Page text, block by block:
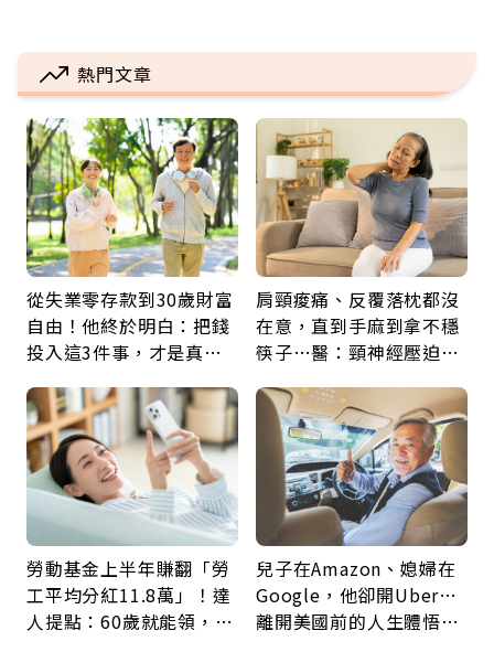
熱門文章
從失業零存款到30歲財富
自由！他終於明白：把錢
投入這3件事，才是真正
肩頸痠痛、反覆落枕都沒
在意，直到手麻到拿不穩
筷子…醫：頸神經壓迫上
鍵
勞動基金上半年賺翻「勞
工平均分紅11.8萬」！達
人提點：60歲就能領，重
兒子在Amazon、媳婦在
Google，他卻開Uber…
離開美國前的人生體悟：